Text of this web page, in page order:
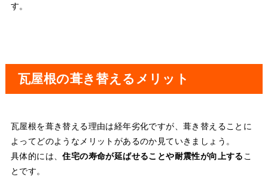
す。
瓦屋根の葺き替えるメリット
瓦屋根を葺き替える理由は経年劣化ですが、葺き替えることに
よってどのようなメリットがあるのか見ていきましょう。
具体的には、住宅の寿命が延ばせることや耐震性が向上する こ
とです。